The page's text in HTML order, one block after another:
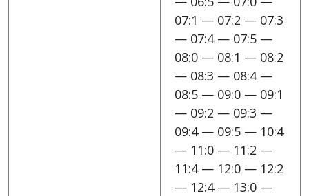
07:1 — 07:2 — 07:3
— 07:4 — 07:5 —
08:0 — 08:1 — 08:2
— 08:3 — 08:4 —
08:5 — 09:0 — 09:1
— 09:2 — 09:3 —
09:4 — 09:5 — 10:4
— 11:0 — 11:2 —
11:4 — 12:0 — 12:2
— 12:4 — 13:0 —